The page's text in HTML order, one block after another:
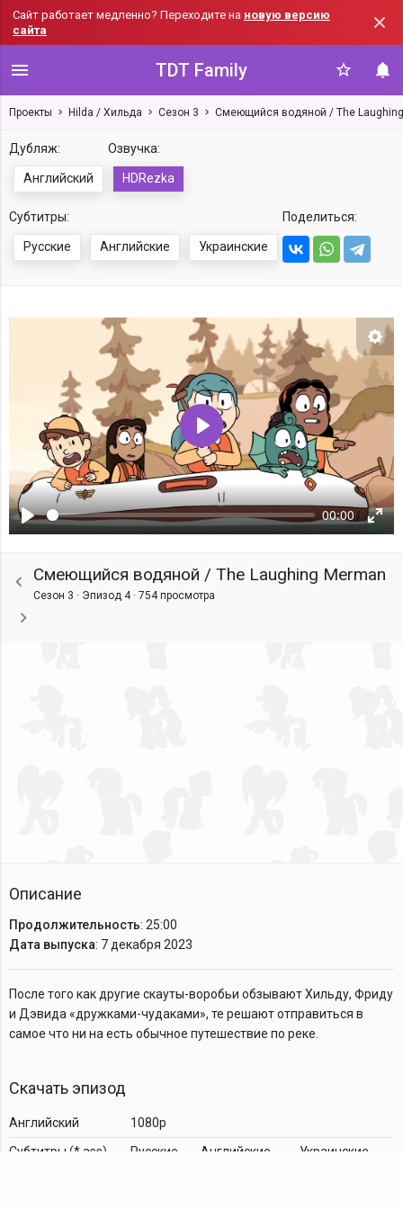
Сайт работает медленно? Переходите на новую версию
сайта
TDT Family
Проекты Hilda / Хильда Сезон 3 Смеющийся водяной / The
Дубляж:
Английский
Озвучка:
HDRezka
Субтитры:
Русские Английские Украинские
Поделиться:
Воспроизвести
00:00
Воспроизвести
Смеющийся водяной / The Laughing Merman
Сезон 3 · Эпизод 4 · 754 просмотра
Описание
Продолжительность: 25:00
Дата выпуска: 7 декабря 2023
После того как другие скауты-воробьи обзывают Хильду, Фриду
и Дэвида «дружками-чудаками», те решают отправиться в
самое что ни на есть обычное путешествие по реке.
Скачать эпизод
Английский
1080p
Cубтитры (*.ass)
Русские Английские Украинские